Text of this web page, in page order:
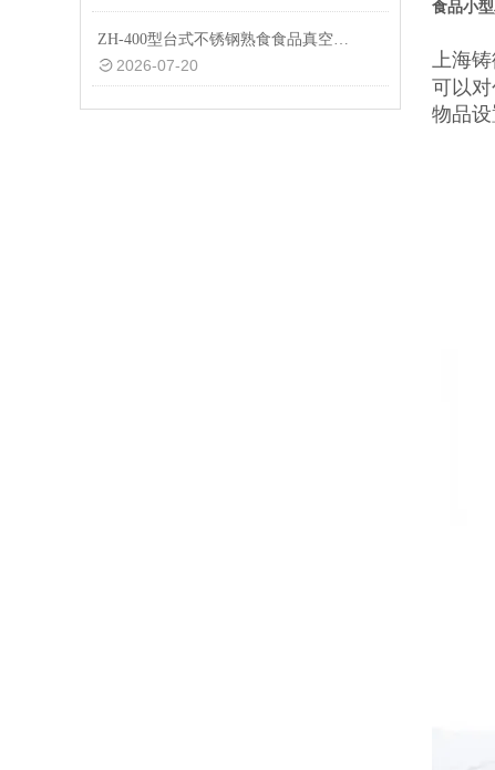
ZH-400型台式不锈钢熟食食品真空包装机设备
2026-07-20
食品小
上海
可以
物品